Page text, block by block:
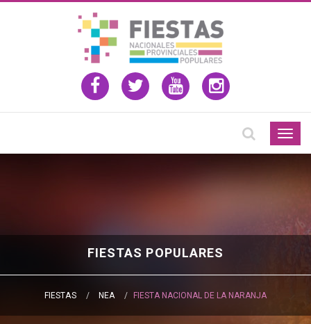
FIESTAS POPULARES
FIESTAS NEA FIESTA NACIONAL DE LA NARANJA